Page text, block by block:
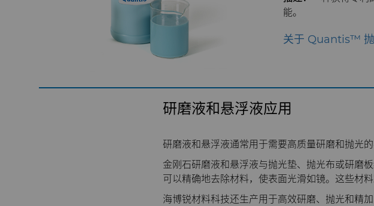
能。
关于 Quantis™
研磨液和悬浮液应用
研磨液和悬浮液通常用于需要高质量研磨和抛光
金刚石研磨液和悬浮液与抛光垫、抛光布或研磨
可以精确地去除材料，使表面光滑如镜。这些材
海博锐材料科技还生产用于高效研磨、抛光和精